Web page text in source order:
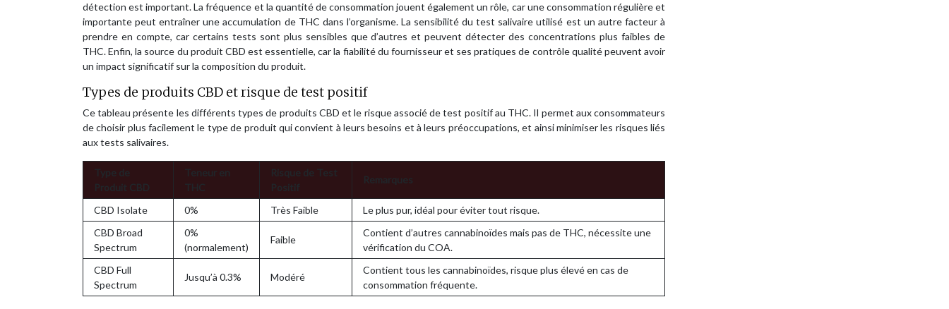
détection est important. La fréquence et la quantité de consommation jouent également un rôle, car une consommation régulière et
importante peut entraîner une accumulation de THC dans l’organisme. La sensibilité du test salivaire utilisé est un autre facteur à
prendre en compte, car certains tests sont plus sensibles que d’autres et peuvent détecter des concentrations plus faibles de
THC. Enfin, la source du produit CBD est essentielle, car la fiabilité du fournisseur et ses pratiques de contrôle qualité peuvent avoir
un impact significatif sur la composition du produit.
Types de produits CBD et risque de test positif
Ce tableau présente les différents types de produits CBD et le risque associé de test positif au THC. Il permet aux consommateurs
de choisir plus facilement le type de produit qui convient à leurs besoins et à leurs préoccupations, et ainsi minimiser les risques liés
aux tests salivaires.
CBD Isolate 0% Très Faible
Le plus pur, idéal pour éviter tout risque.
CBD Broad
Spectrum
0%
(normalement)
Faible
Contient d’autres cannabinoïdes mais pas de THC, nécessite une
vérification du COA.
CBD Full
Spectrum
Jusqu’à 0.3% Modéré
Contient tous les cannabinoïdes, risque plus élevé en cas de
consommation fréquente.